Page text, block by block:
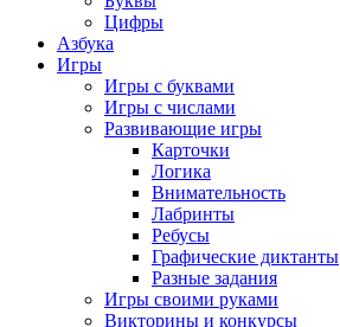
Цифры
Азбука
Игры
Игры с буквами
Игры с числами
Развивающие игры
Карточки
Логика
Внимательность
Лабринты
Ребусы
Графические диктанты
Разные задания
Игры своими руками
Викторины и конкурсы